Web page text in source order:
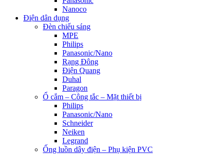
Nanoco
Điện dân dụng
Đèn chiếu sáng
MPE
Philips
Panasonic/Nano
Rạng Đông
Điện Quang
Duhal
Paragon
Ổ cắm – Công tắc – Mặt thiết bị
Philips
Panasonic/Nano
Schneider
Neiken
Legrand
Ống luồn dây điện – Phụ kiện PVC